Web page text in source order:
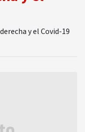
y el Covid-19